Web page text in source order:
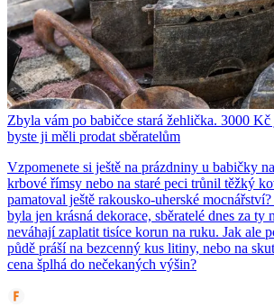
Zbyla vám po babičce stará žehlička. 3000
byste ji měli prodat sběratelům
Vzpomenete si ještě na prázdniny u babičky
krbové římsy nebo na staré peci trůnil těžký
pamatoval ještě rakousko-uherské
byla jen krásná dekorace, sběratelé dnes za ty
neváhají zaplatit tisíce korun na ruku. Jak ale
půdě práší na bezcenný kus litiny, nebo na
cena šplhá do nečekaných výšin?